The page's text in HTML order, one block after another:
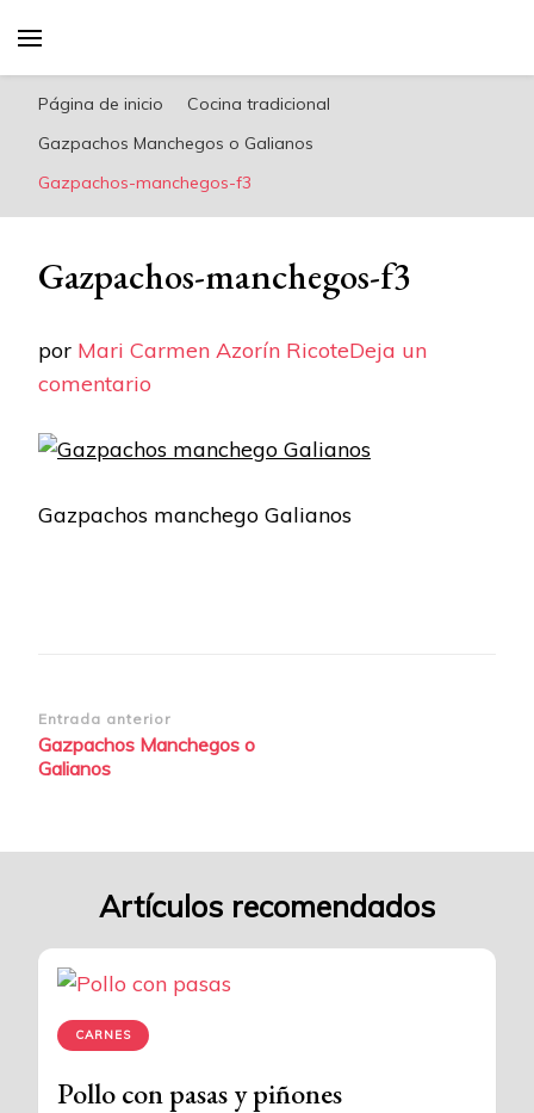
riconoricote.com es un blog de cocina sana,
fácil, saludable y dieta mediterránea
Página de inicio
Cocina tradicional
Gazpachos Manchegos o Galianos
Gazpachos-manchegos-f3
Gazpachos-manchegos-f3
por Mari Carmen Azorín RicoteDeja un
comentario
manchegos-
Gazpachos manchego Galianos
Navegación
de
Entrada anterior
Gazpachos Manchegos o
Galianos
Artículos recomendados
CARNES
Pollo con pasas y piñones